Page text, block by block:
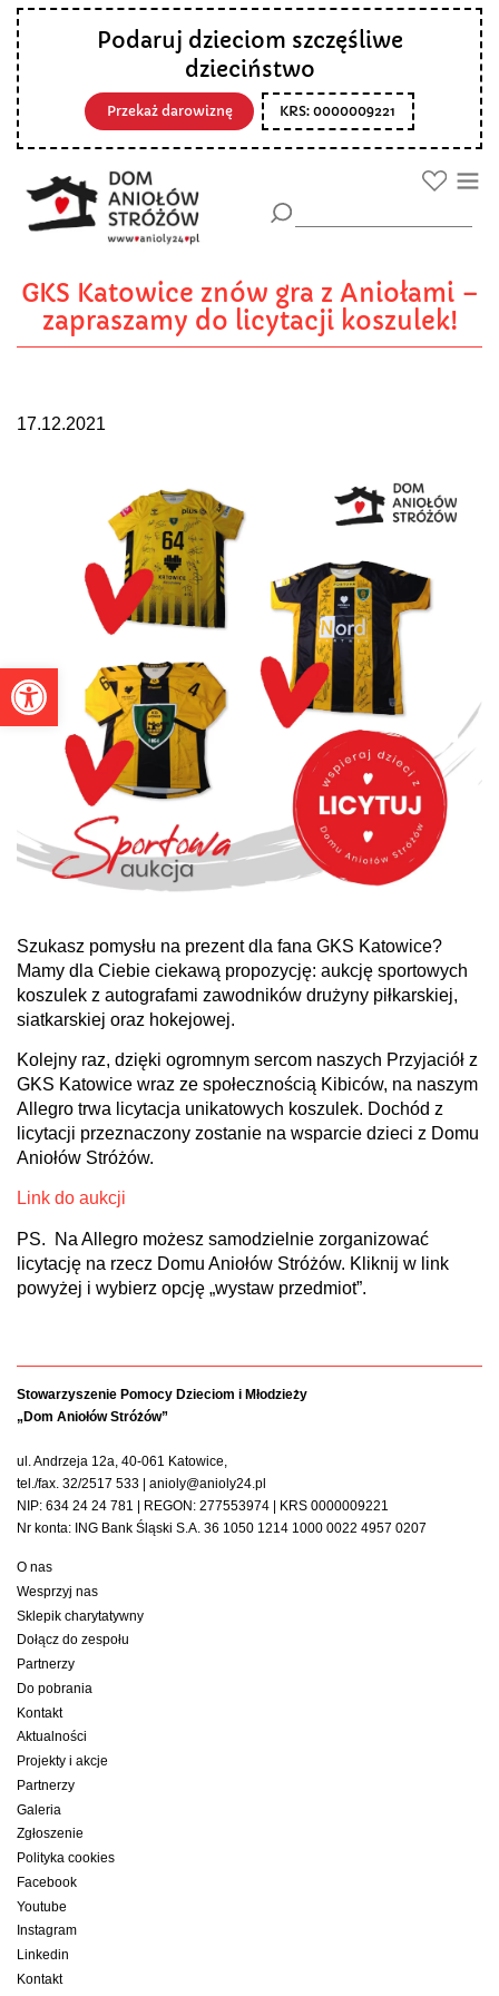
Otwórz pasek narzędzi
Podaruj dzieciom szczęśliwe
dzieciństwo
Przekaż darowiznę KRS: 0000009221
GKS Katowice znów gra z Aniołami –
zapraszamy do licytacji koszulek!
17.12.2021
Szukasz pomysłu na prezent dla fana GKS Katowice?
Mamy dla Ciebie ciekawą propozycję: aukcję sportowych
koszulek z autografami zawodników drużyny piłkarskiej,
siatkarskiej oraz hokejowej.
Kolejny raz, dzięki ogromnym sercom naszych Przyjaciół z
GKS Katowice wraz ze społecznością Kibiców, na naszym
Allegro trwa licytacja unikatowych koszulek. Dochód z
licytacji przeznaczony zostanie na wsparcie dzieci z Domu
Aniołów Stróżów.
Link do aukcji
PS. Na Allegro możesz samodzielnie zorganizować
licytację na rzecz Domu Aniołów Stróżów. Kliknij w link
powyżej i wybierz opcję „wystaw przedmiot”.
Stowarzyszenie Pomocy Dzieciom i Młodzieży
„Dom Aniołów Stróżów”
ul. Andrzeja 12a, 40-061 Katowice,
tel./fax. 32/2517 533 | anioly@anioly24.pl
NIP: 634 24 24 781 | REGON: 277553974 | KRS 0000009221
Nr konta: ING Bank Śląski S.A. 36 1050 1214 1000 0022 4957 0207
O nas
Wesprzyj nas
Sklepik charytatywny
Dołącz do zespołu
Partnerzy
Do pobrania
Kontakt
Aktualności
Projekty i akcje
Partnerzy
Galeria
Zgłoszenie
Polityka cookies
Facebook
Youtube
Instagram
Linkedin
Kontakt